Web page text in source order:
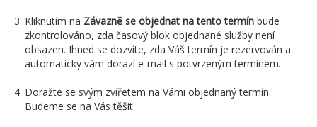
Kliknutím na Závazně se objednat na tento termín bude
zkontrolováno, zda časový blok objednané služby není
obsazen. Ihned se dozvíte, zda Váš termín je rezervován a
automaticky vám dorazí e-mail s potvrzeným termínem.
Doražte se svým zvířetem na Vámi objednaný termín.
Budeme se na Vás těšit.